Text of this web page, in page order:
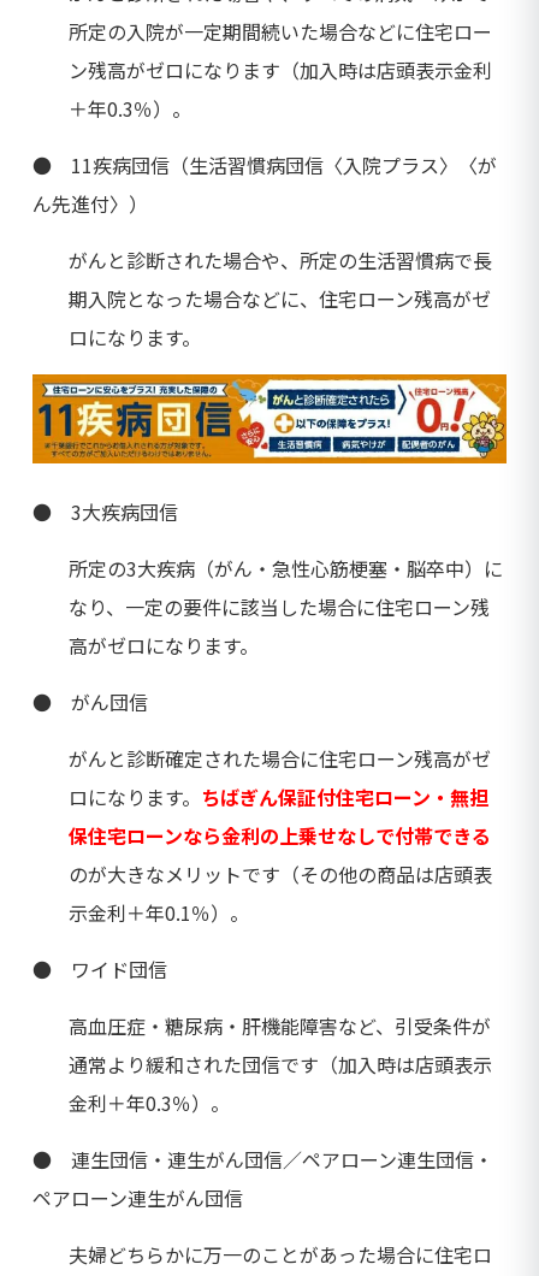
所定の入院が一定期間続いた場合などに住宅ロー
ン残高がゼロになります（加入時は店頭表示金利
＋年0.3％）。
● 11疾病団信（生活習慣病団信〈入院プラス〉〈が
ん先進付〉）
がんと診断された場合や、所定の生活習慣病で長
期入院となった場合などに、住宅ローン残高がゼ
ロになります。
● 3大疾病団信
所定の3大疾病（がん・急性心筋梗塞・脳卒中）に
なり、一定の要件に該当した場合に住宅ローン残
高がゼロになります。
● がん団信
がんと診断確定された場合に住宅ローン残高がゼ
ロになります。 ちばぎん保証付住宅ローン・無担
保住宅ローンなら金利の上乗せなしで付帯できる
のが大きなメリットです（その他の商品は店頭表
示金利＋年0.1％）。
● ワイド団信
高血圧症・糖尿病・肝機能障害など、引受条件が
通常より緩和された団信です（加入時は店頭表示
金利＋年0.3％）。
● 連生団信・連生がん団信／ペアローン連生団信・
ペアローン連生がん団信
夫婦どちらかに万一のことがあった場合に住宅ロ